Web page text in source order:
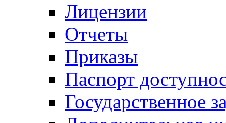
Лицензии
Отчеты
Приказы
Паспорт
Государственное